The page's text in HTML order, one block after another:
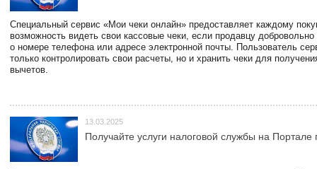
Специальный сервис «Мои чеки онлайн» предоставляет каждому
возможность видеть свои кассовые чеки, если продавцу
о номере телефона или адресе электронной почты. Пользователь
только контролировать свои расчеты, но и хранить чеки для
вычетов.
13.03.2025
Получайте услуги налоговой службы на Портале